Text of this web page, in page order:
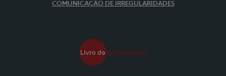
COMUNICAÇÃO DE IRREGULARIDADES